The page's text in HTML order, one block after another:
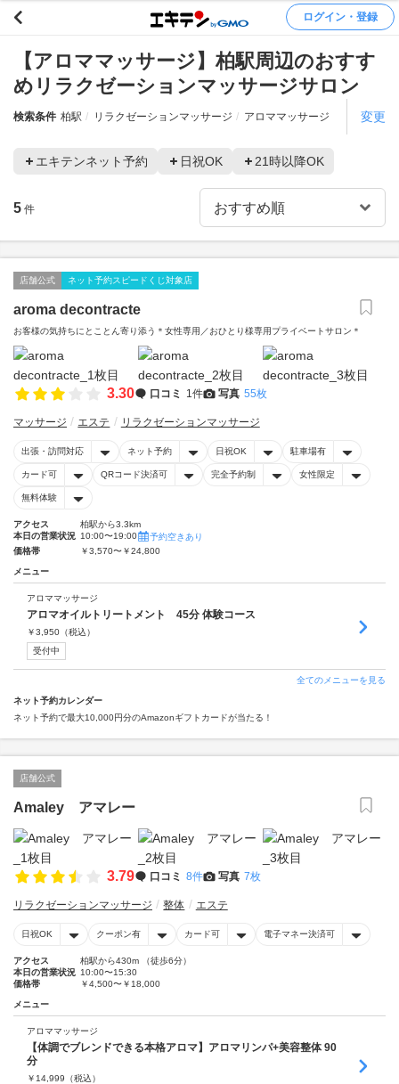
ログイン・登録
【アロママッサージ】柏駅周辺のおすす
めリラクゼーションマッサージサロン
検索条件 柏駅 リラクゼーションマッサージ アロママッサージ 変更
エキテンネット予約 日祝OK 21時以降OK
5 件
店舗公式 ネット予約スピードくじ対象店
aroma decontracte
お客様の気持ちにとことん寄り添う＊女性専用／おひとり様専用プライベートサロン＊
3.30 口コミ 1件 写真 55枚
マッサージ エステ リラクゼーションマッサージ
出張・訪問対応 ネット予約 日祝OK 駐車場有
カード可 QRコード決済可 完全予約制 女性限定
無料体験
アクセス
柏駅から3.3km
本日の営業状況 10:00〜19:00
予約空きあり
価格帯
￥3,570〜￥24,800
メニュー
アロママッサージ
アロマオイルトリートメント 45分 体験コース
￥3,950 （税込）
受付中
全てのメニューを見る
ネット予約カレンダー
ネット予約で最大10,000円分のAmazonギフトカードが当たる！
店舗公式
Amaley アマレー
3.79 口コミ 8件 写真 7枚
リラクゼーションマッサージ 整体 エステ
日祝OK クーポン有 カード可 電子マネー決済可
アクセス
柏駅から430m （徒歩6分）
本日の営業状況 10:00〜15:30
価格帯
￥4,500〜￥18,000
メニュー
アロママッサージ
【体調でブレンドできる本格アロマ】アロマリンパ+美容整体 90
分
￥ 14,999 （税込）